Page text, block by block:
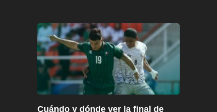
Cuándo y dónde ver la final de